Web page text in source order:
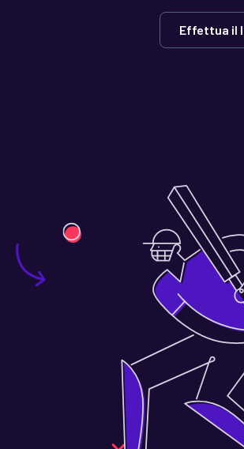
Effettua il